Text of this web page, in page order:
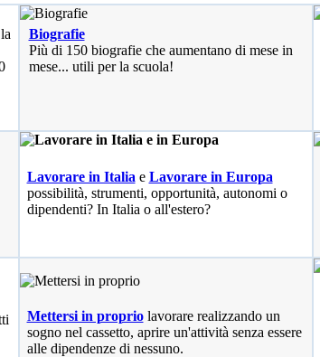
la
Biografie
Più di 150 biografie che aumentano di mese in
mese... utili per la scuola!
Lavorare in Italia e Lavorare in Europa
possibilità, strumenti, opportunità, autonomi o
dipendenti? In Italia o all'estero?
Mettersi in propriolavorare realizzando un
sogno nel cassetto, aprire un'attività senza essere
alle dipendenze di nessuno.